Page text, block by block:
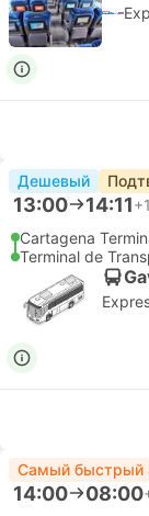
Дешевый
13:00 14:11+1
Cartagena
Terminal de
Самый быстрый
14:00 08:00